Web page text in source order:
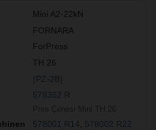
Mini A2-22kN
FORNARA
ForPress
TH 26
(PZ-2B)
578362 R
578001 R14
578002 R22